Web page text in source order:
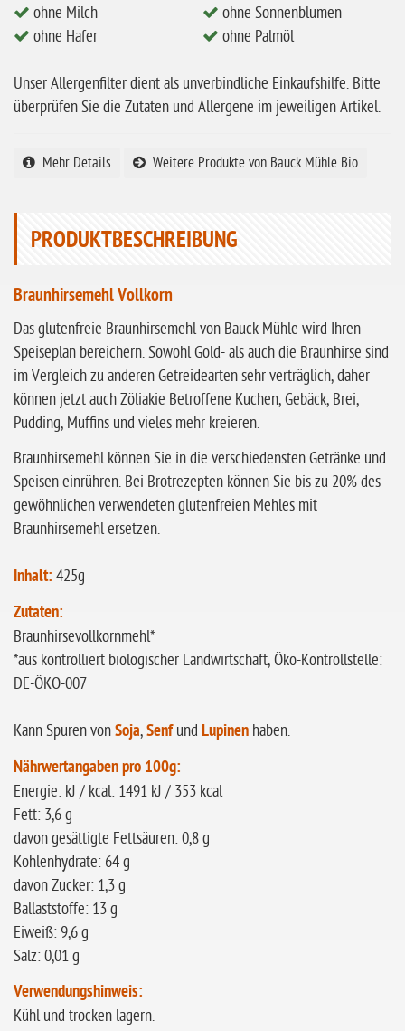
ohne Senf
ohne Lupinen
ohne Guarkernmehl
ohne Sellerie
Sonnenblumen
ohne Palmöl
ohne Milch
ohne Hafer
ohne Sonnenblumen
ohne Palmöl
Unser Allergenfilter dient als unverbindliche Einkaufshilfe. Bitte
überprüfen Sie die Zutaten und Allergene im jeweiligen Artikel.
Mehr Details Weitere Produkte von Bauck Mühle Bio
PRODUKTBESCHREIBUNG
Braunhirsemehl Vollkorn
Das glutenfreie Braunhirsemehl von Bauck Mühle wird Ihren
Speiseplan bereichern. Sowohl Gold- als auch die Braunhirse sind
im Vergleich zu anderen Getreidearten sehr verträglich, daher
können jetzt auch Zöliakie Betroffene Kuchen, Gebäck, Brei,
Pudding, Muffins und vieles mehr kreieren.
Braunhirsemehl können Sie in die verschiedensten Getränke und
Speisen einrühren. Bei Brotrezepten können Sie bis zu 20% des
gewöhnlichen verwendeten glutenfreien Mehles mit
Braunhirsemehl ersetzen.
Inhalt: 425g
Zutaten:
Braunhirsevollkornmehl*
*aus kontrolliert biologischer Landwirtschaft, Öko-Kontrollstelle:
DE-ÖKO-007
Kann Spuren vonSoja,Senfund Lupinen haben.
Nährwertangaben pro 100g:
Energie: kJ / kcal: 1491 kJ / 353 kcal
Fett: 3,6 g
davon gesättigte Fettsäuren: 0,8 g
Kohlenhydrate: 64 g
davon Zucker: 1,3 g
Ballaststoffe: 13 g
Eiweiß: 9,6 g
Salz: 0,01 g
Verwendungshinweis:
Kühl und trocken lagern.